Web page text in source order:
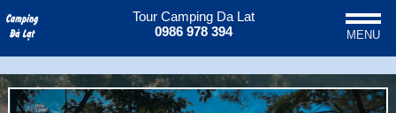
Tour Camping Da Lat
0986 978 394
MENU